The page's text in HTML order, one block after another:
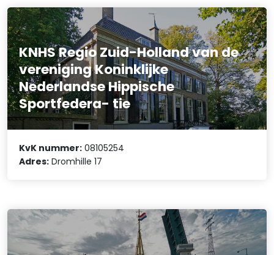
KNHS Regio Zuid-Holland van de
vereniging Koninklijke
Nederlandse Hippische
Sportfedera- tie
KvK nummer: 08105254
Adres: Dromhille 17